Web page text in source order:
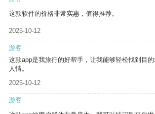
这款软件的价格非常实惠，值得推荐。
2025-10-12
游客
这款app是我旅行的好帮手，让我能够轻松找到目
人情。
2025-10-12
游客